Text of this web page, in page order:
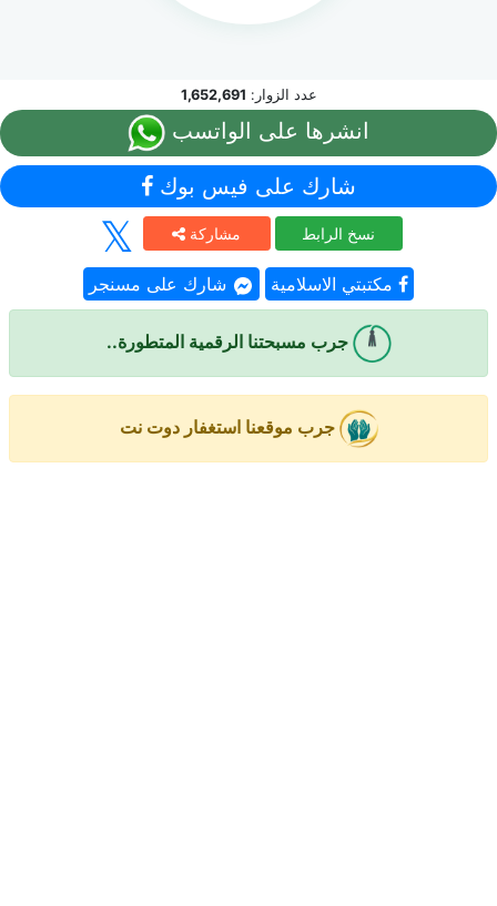
عدد الزوار: 1,652,691
انشرها على الواتسب
شارك على فيس بوك
مشاركة نسخ الرابط
شارك على مسنجر مكتبتي الاسلامية
جرب مسبحتنا الرقمية المتطورة..
جرب موقعنا استغفار دوت نت